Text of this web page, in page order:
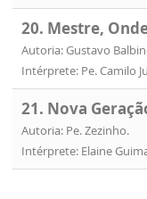
20. Mestre,
Autoria: Gustavo
Intérprete: Pe. Camilo
21. Nova
Autoria: Pe. Zezinho.
Intérprete: Elaine